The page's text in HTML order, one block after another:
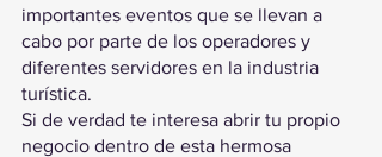
importantes eventos que se llevan a
cabo por parte de los operadores y
diferentes servidores en la industria
turística.
Si de verdad te interesa abrir tu propio
negocio dentro de esta hermosa